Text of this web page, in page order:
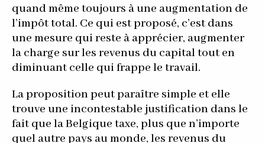
quand même toujours à une augmentation de
l’impôt total. Ce qui est proposé, c’est dans
une mesure qui reste à apprécier, augmenter
la charge sur les revenus du capital tout en
diminuant celle qui frappe le travail.
La proposition peut paraître simple et elle
trouve une incontestable justification dans le
fait que la Belgique taxe, plus que n’importe
quel autre pays au monde, les revenus du